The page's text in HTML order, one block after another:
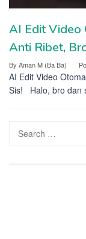
AI Edit Video
Anti Ribet,
By Aman M (Ba Ba)
AI Edit Video
Sis! Halo, bro dan
Search